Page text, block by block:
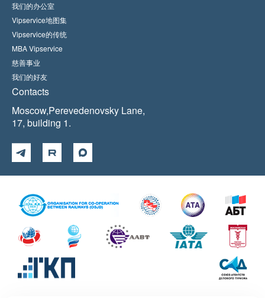
我们的办公室
Vipservice地图集
Vipservice的传统
MBA Vipservice
慈善事业
我们的好友
Contacts
Moscow,Perevedenovsky Lane,
17, building 1.